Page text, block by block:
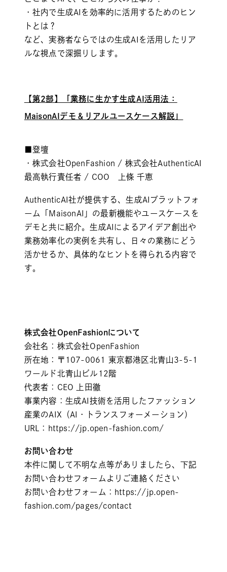
・社内で生成AIを効率的に活用するためのヒン
トとは？
など、実務者ならではの生成AIを活用したリア
ルな視点で深掘りします。
【第2部】「業務に生かす生成AI活用法：
MaisonAIデモ＆リアルユースケース解説」
■登壇
・株式会社OpenFashion / 株式会社AuthenticAI
最高執行責任者 / COO 上條 千恵
AuthenticAI社が提供する、生成AIプラットフォ
ーム「MaisonAI」の最新機能やユースケースを
デモと共に紹介。生成AIによるアイデア創出や
業務効率化の実例を共有し、日々の業務にどう
活かせるか、具体的なヒントを得られる内容で
す。
株式会社OpenFashionについて
会社名：株式会社OpenFashion
所在地：〒107-0061 東京都港区北青山3-5-1
ワールド北青山ビル12階
代表者：CEO 上田徹
事業内容：生成AI技術を活用したファッション
産業のAIX（AI・トランスフォーメーション）
URL：
https://jp.open-fashion.com/
お問い合わせ
本件に関して不明な点等がありましたら、下記
お問い合わせフォームよりご連絡ください
お問い合わせフォーム： https://jp.open-
fashion.com/pages/contact